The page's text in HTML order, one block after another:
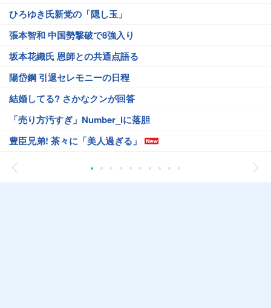
ひろゆき氏新党の「隠し玉」
張本智和 中国勢撃破で8強入り
坂本花織氏 恩師との共通点語る
陽岱鋼 引退セレモニーの日程
結婚してる? さかなクンが回答
「売り方汚すぎ」Number_iに落胆
豊臣兄弟! 茶々に「美人過ぎる」